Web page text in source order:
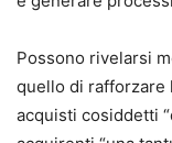
Possono rivelarsi
quello di rafforzare
acquisti cosiddetti